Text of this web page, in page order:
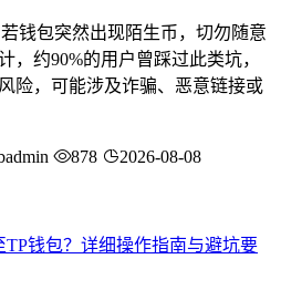
钱包突然出现陌生币，切勿随意
，约90%的用户曾踩过此类坑，
险，可能涉及诈骗、恶意链接或
878 2026-08-08